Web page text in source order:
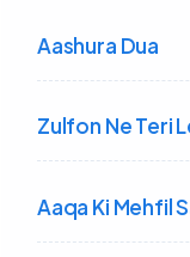
Aashura Dua
Zulfon Ne Teri
Aaqa Ki Mehfil